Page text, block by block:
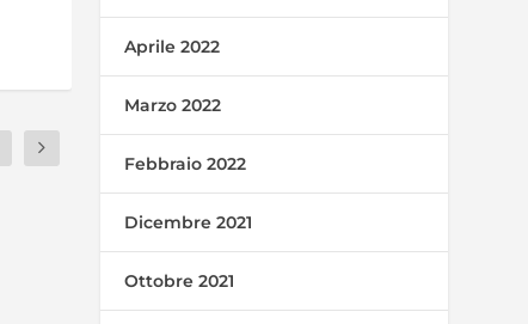
Aprile 2022
Marzo 2022
Febbraio 2022
Dicembre 2021
Ottobre 2021